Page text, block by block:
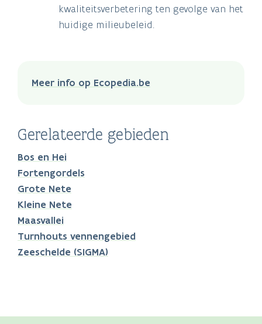
kwaliteitsverbetering ten gevolge van het
huidige milieubeleid.
Meer info op Ecopedia.be
Gerelateerde gebieden
Bos en Hei
Fortengordels
Grote Nete
Kleine Nete
Maasvallei
Turnhouts vennengebied
Zeeschelde (SIGMA)